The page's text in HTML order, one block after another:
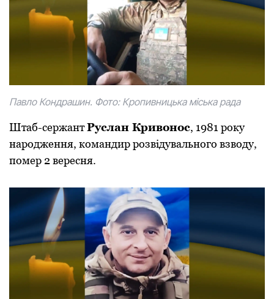
Павло Кондрашин. Фото: Кропивницька міська рада
Штаб-сержантРуслан Кривонос, 1981 року
народження, командир розвідувального взводу,
помер 2 вересня.